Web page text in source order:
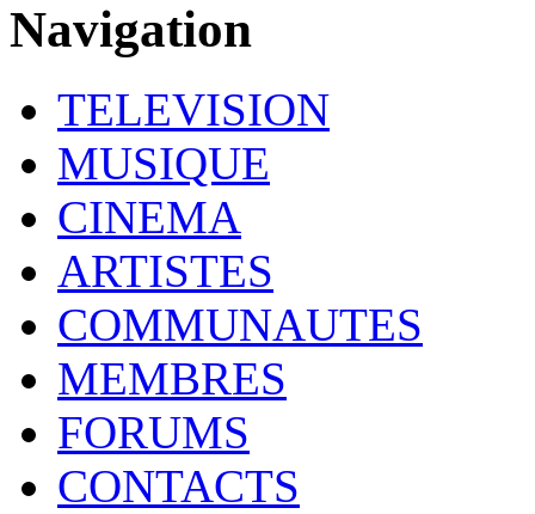
Navigation
TELEVISION
MUSIQUE
CINEMA
ARTISTES
COMMUNAUTES
MEMBRES
FORUMS
CONTACTS